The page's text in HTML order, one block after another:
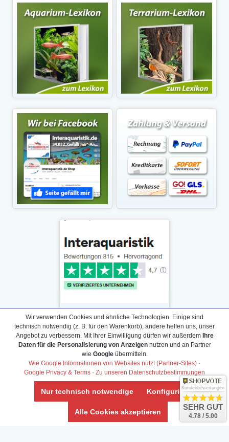
Daten­schutz­erklärung
Widerrufs­recht /Widerrufs­formular
AGB & Info
Impressum
Umwelt und Entsorgung
Vertrag widerrufen
Wir verwenden Cookies und ähnliche Technologien. Einige sind
technisch notwendig (z. B. für den Warenkorb), andere helfen uns, unser
Angebot zu verbessern. Mit Ihrer Einwilligung dürfen wir außerdem Ihre
Daten für die Personalisierung von Anzeigennutzen und an Partner
wie Googleübermitteln.
Wie Google Informationen von Websites nutzt (Partner-Sites) ·
Google Privacy & Terms · Zu unseren Datenschutzbestimmungen
Nur technisch notwendige Konfigurieren
Alle Cookies akzeptieren
Kundenbewertungen
SEHR GUT
4.78 / 5.00